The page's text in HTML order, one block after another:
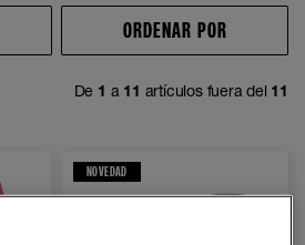
De 1 a 11 artículos fuera del 11
ORDENAR POR
NOVEDAD